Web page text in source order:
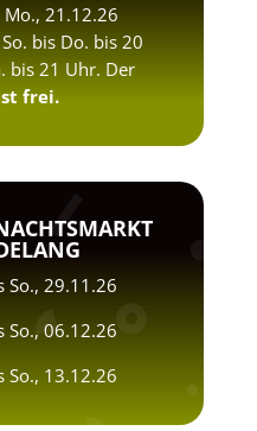
21.12.26
bis Do. bis 20
bis 21 Uhr. Der
frei.
So., 29.11.26
So., 06.12.26
So., 13.12.26